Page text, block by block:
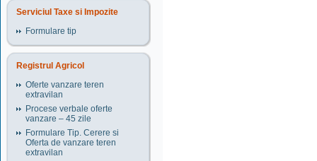
Serviciul Taxe si Impozite
Formulare tip
Registrul Agricol
Oferte vanzare teren
extravilan
Procese verbale oferte
vanzare – 45 zile
Formulare Tip. Cerere si
Oferta de vanzare teren
extravilan